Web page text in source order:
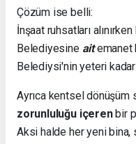
Çözüm ise belli:
İnşaat ruhsatları
Belediyesine aitemanet
Belediysi'nin yeteri
Ayrıca kentsel dönüşüm
zorunluluğu içerenbir
Aksi halde her yeni bina,